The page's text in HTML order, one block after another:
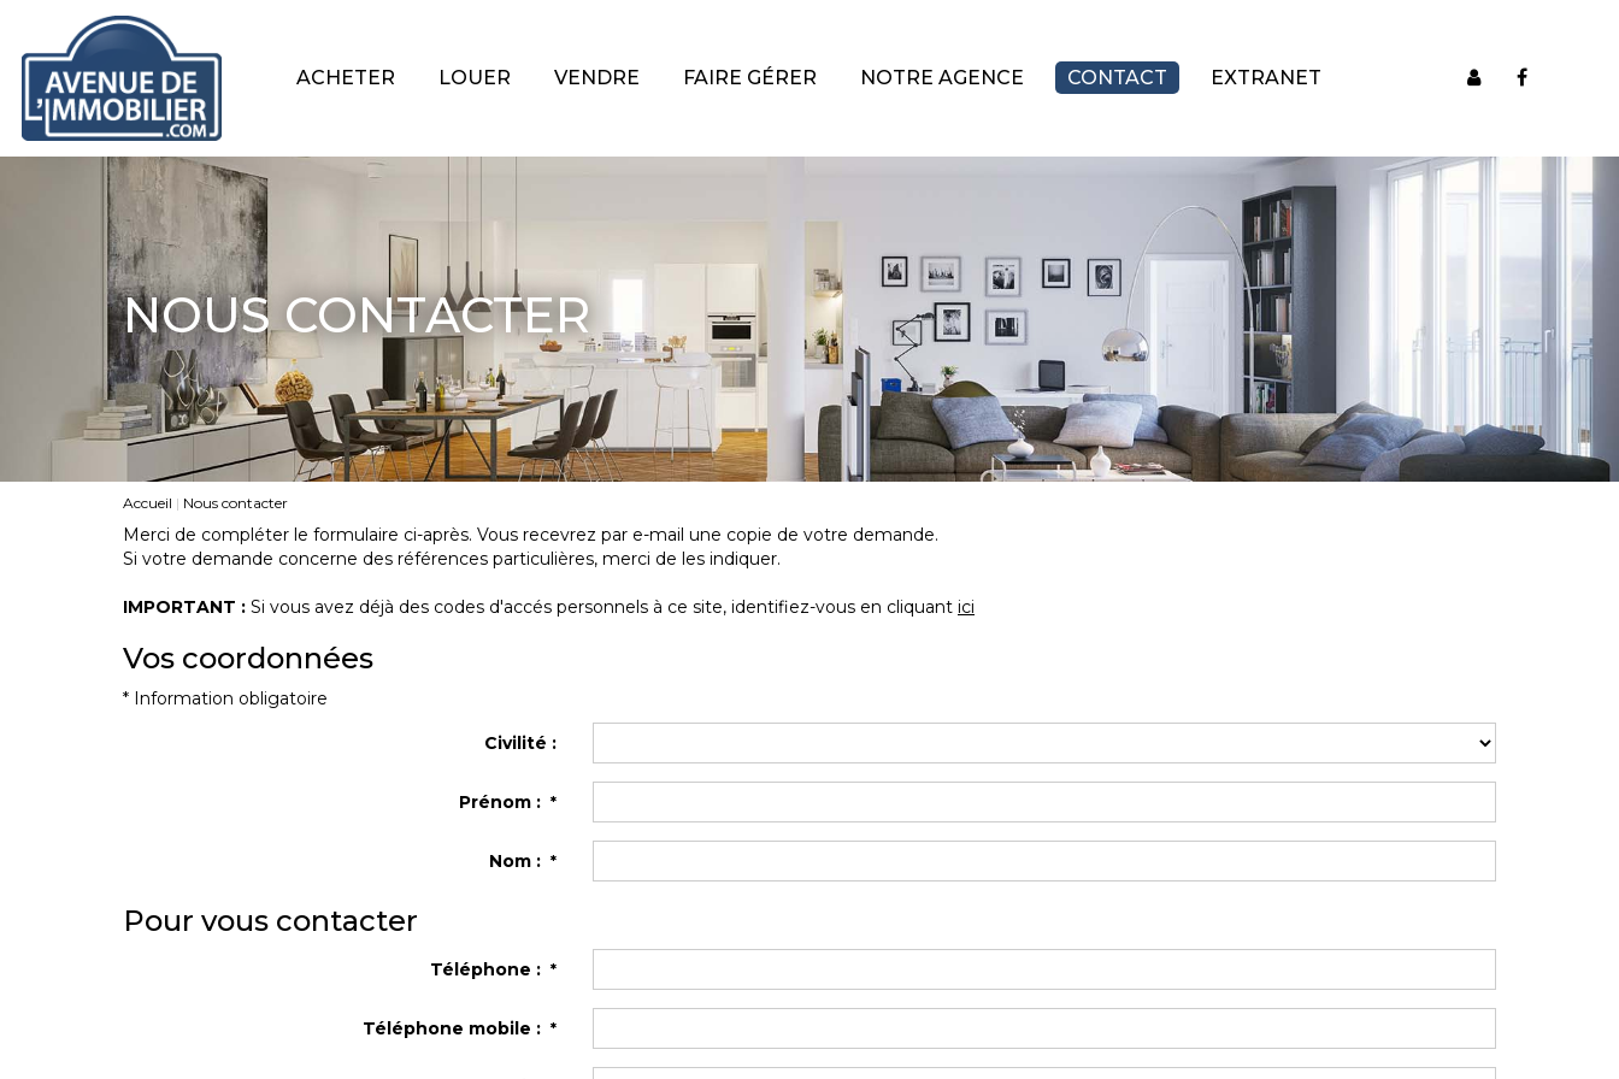
ACHETER LOUER VENDRE FAIRE GÉRER NOTRE AGENCE CONTACT EXTRANET
NOUS CONTACTER
Accueil Nous contacter
Merci de compléter le formulaire ci-après. Vous recevrez par e-mail une copie de votre demande.
Si votre demande concerne des références particulières, merci de les indiquer.
IMPORTANT : Si vous avez déjà des codes d'accés personnels à ce site, identifiez-vous en cliquant ici
Vos coordonnées
* Information obligatoire
Civilité :
Prénom : *
Nom : *
Pour vous contacter
Téléphone : *
Téléphone mobile : *